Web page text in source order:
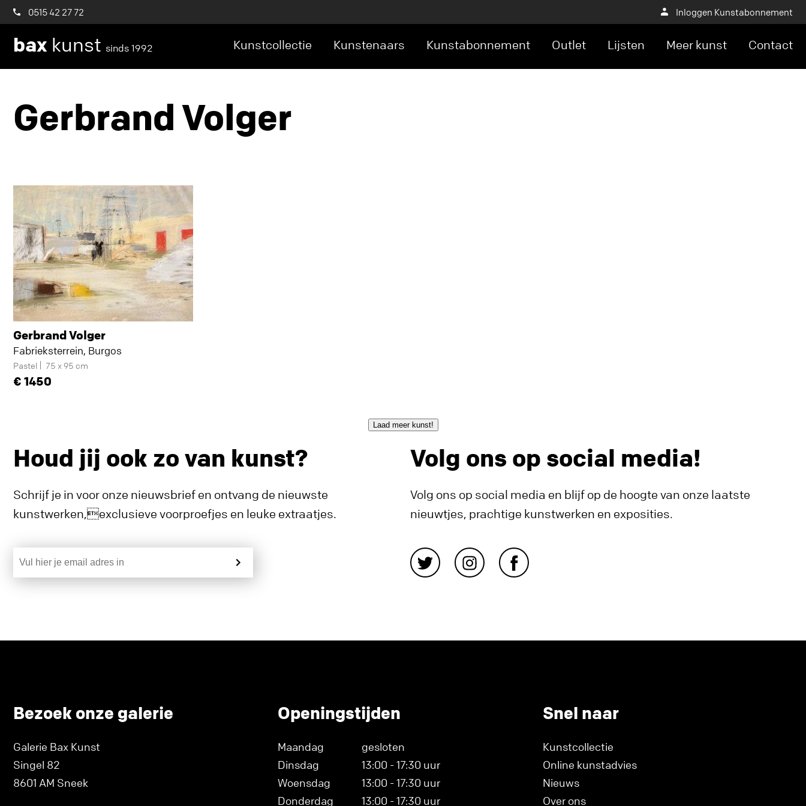
0515 42 27 72 Inloggen Kunstabonnement
bax kunst sinds 1992 Kunstcollectie Kunstenaars Kunstabonnement Outlet Lijsten Meer kunst Contact
Gerbrand Volger
Gerbrand Volger
Fabrieksterrein, Burgos
Pastel 75 x 95 cm
1450
Laad meer kunst!
Houd jij ook zo van kunst?
Schrijf je in voor onze nieuwsbrief en ontvang de nieuwste
kunstwerken,exclusieve voorproefjes en leuke extraatjes.
Volg ons op social media!
Volg ons op social media en blijf op de hoogte van onze laatste
nieuwtjes, prachtige kunstwerken en exposities.
Bezoek onze galerie
Galerie Bax Kunst
Singel 82
8601 AM Sneek
Openingstijden
Maandag
gesloten
Dinsdag
13:00 - 17:30 uur
Woensdag
13:00 - 17:30 uur
Donderdag
13:00 - 17:30 uur
Snel naar
Kunstcollectie
Online kunstadvies
Nieuws
Over ons